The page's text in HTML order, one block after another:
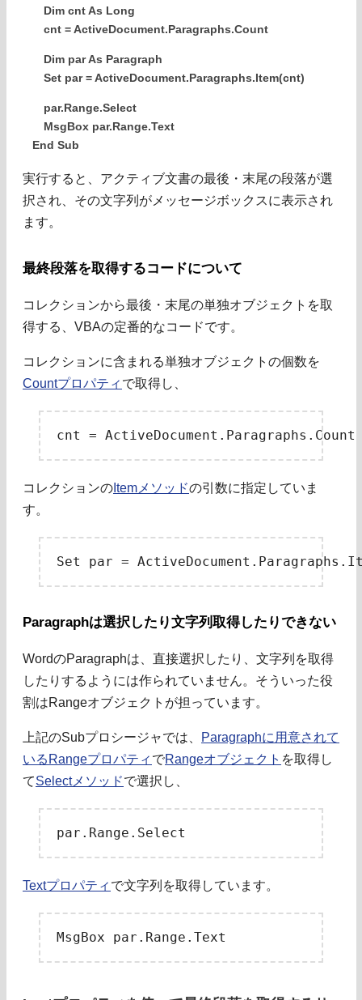
Dim cnt As Long
cnt = ActiveDocument.Paragraphs.Count
Dim par As Paragraph
Set par = ActiveDocument.Paragraphs.Item(cnt)
par.Range.Select
MsgBox par.Range.Text
End Sub
実行すると、アクティブ文書の最後・末尾の段落が選
択され、その文字列がメッセージボックスに表示され
ます。
最終段落を取得するコードについて
コレクションから最後・末尾の単独オブジェクトを取
得する、VBAの定番的なコードです。
コレクションに含まれる単独オブジェクトの個数を
Countプロパティ で取得し、
コレクションの Itemメソッドの引数に指定していま
す。
Paragraphは選択したり文字列取得したりできない
WordのParagraphは、直接選択したり、文字列を取得
したりするようには作られていません。そういった役
割はRangeオブジェクトが担っています。
上記のSubプロシージャでは、
Paragraphに用意されて
いるRangeプロパティ でRangeオブジェクト を取得し
てSelectメソッドで選択し、
Textプロパティ で文字列を取得しています。